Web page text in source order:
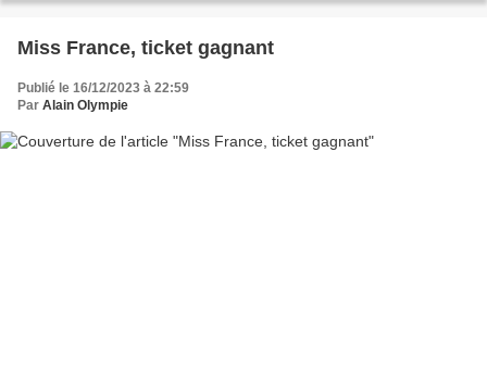
Miss France, ticket gagnant
Publié le 16/12/2023 à 22:59
Par Alain Olympie